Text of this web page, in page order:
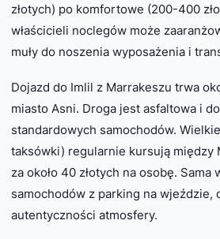
złotych) po komfortowe (200-400
właścicieli noclegów może
muły do noszenia wyposażenia i
Dojazd do Imlil z Marrakeszu trwa
miasto Asni. Droga jest asfaltowa i
standardowych samochodów.
taksówki) regularnie kursują między
za około 40 złotych na osobę.
samochodów z parking na wjeździe,
autentyczności atmosfery.